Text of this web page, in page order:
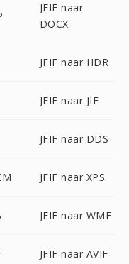
JFIF naar
DOCX
JFIF naar HDR
JFIF naar JIF
JFIF naar DDS
JFIF naar XPS
JFIF naar WMF
JFIF naar AVIF